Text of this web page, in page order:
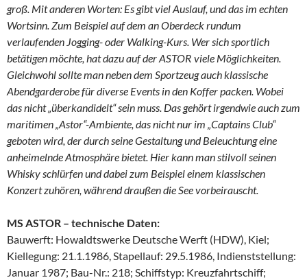
groß. Mit anderen Worten: Es gibt viel Auslauf, und das im echten
Wortsinn. Zum Beispiel auf dem an Oberdeck rundum
verlaufenden Jogging- oder Walking-Kurs. Wer sich sportlich
betätigen möchte, hat dazu auf der ASTOR viele Möglichkeiten.
Gleichwohl sollte man neben dem Sportzeug auch klassische
Abendgarderobe für diverse Events in den Koffer packen. Wobei
das nicht „überkandidelt“ sein muss. Das gehört irgendwie auch zum
maritimen „Astor“-Ambiente, das nicht nur im „Captains Club“
geboten wird, der durch seine Gestaltung und Beleuchtung eine
anheimelnde Atmosphäre bietet. Hier kann man stilvoll seinen
Whisky schlürfen und dabei zum Beispiel einem klassischen
Konzert zuhören, während draußen die See vorbeirauscht.
MS ASTOR – technische Daten:
Bauwerft: Howaldtswerke Deutsche Werft (HDW), Kiel;
Kiellegung: 21.1.1986, Stapellauf: 29.5.1986, Indienststellung:
Januar 1987; Bau-Nr.: 218; Schiffstyp: Kreuzfahrtschiff;